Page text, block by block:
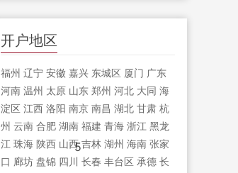
5
开户地区
福州 辽宁 安徽 嘉兴 东城区 厦门 广东
河南 温州 太原 山东 郑州 河北 大同 海
淀区 江西 洛阳 南京 南昌 湖北 甘肃 杭
州 云南 合肥 湖南 福建 青海 浙江 黑龙
江 珠海 陕西 山西 吉林 湖州 海南 张家
口 廊坊 盘锦 四川 长春 丰台区 承德 长